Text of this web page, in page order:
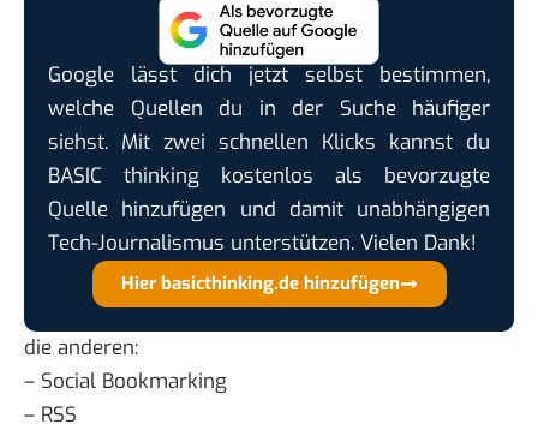
Google lässt dich jetzt selbst bestimmen,
welche Quellen du in der Suche häufiger
siehst. Mit zwei schnellen Klicks kannst du
BASIC thinking kostenlos als bevorzugte
Quelle hinzufügen und damit unabhängigen
Tech-Journalismus unterstützen. Vielen Dank!
Hier basicthinking.de hinzufügen
die anderen:
– Social Bookmarking
– RSS